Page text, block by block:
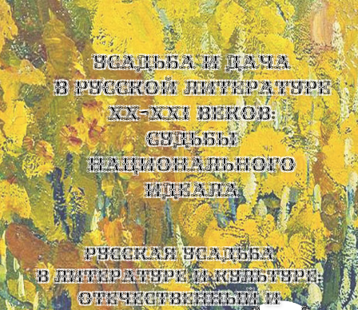
УСАДЬБА И ДАЧА
В РУССКОЙ ЛИТЕРАТУРЕ
XX-XXI ВЕКОВ:
СУДЬБЫ
НАЦИОНАЛЬНОГО
ИДЕАЛА
Русская усадьба
в литературе и культуре:
отечественный и